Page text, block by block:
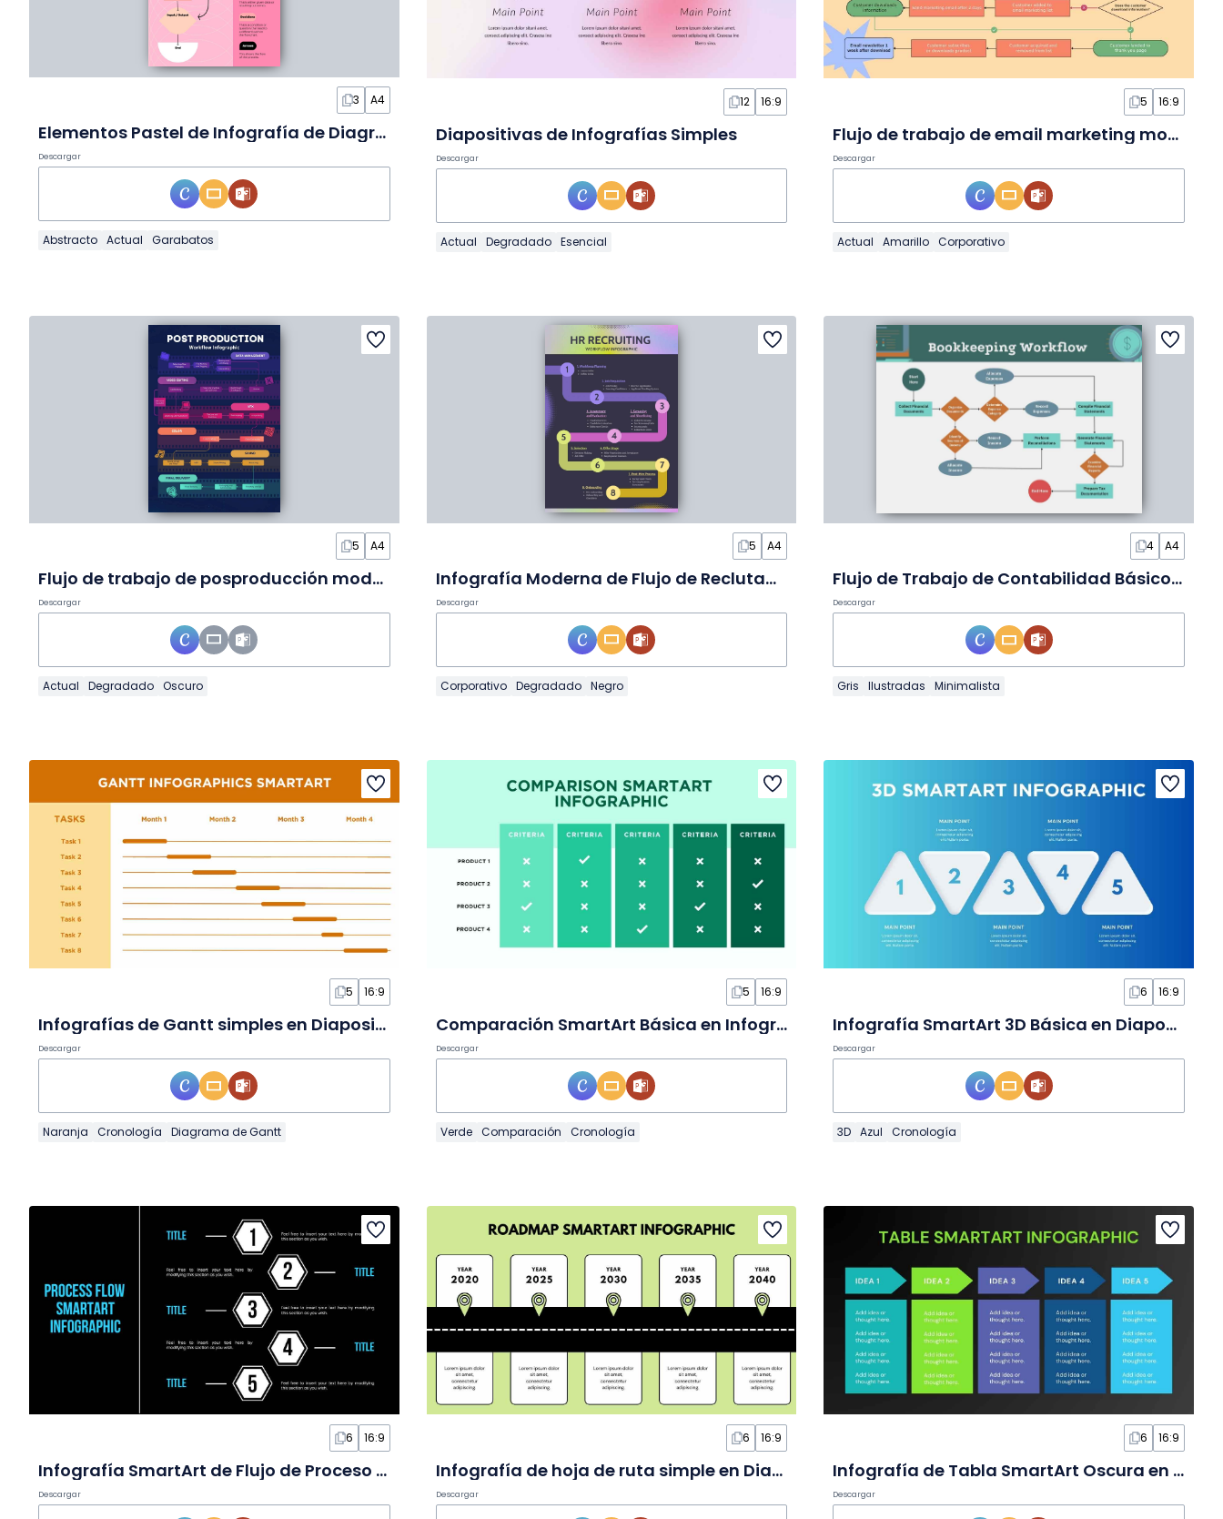
3 A4
Elementos Pastel de Infografía de Diagrama de Flujo en Diapositivas
Descargar
Abstracto Actual Garabatos
12 16:9
Diapositivas de Infografías Simples
Descargar
Actual Degradado Esencial
5 16:9
Flujo de trabajo de email marketing moderno en Infografía
Descargar
Actual Amarillo Corporativo
5 A4
Flujo de trabajo de posproducción moderno en Infografía
Descargar
Actual Degradado Oscuro
5 A4
Infografía Moderna de Flujo de Reclutamiento en Diapositivas
Descargar
Corporativo Degradado Negro
4 A4
Flujo de Trabajo de Contabilidad Básico en Infografía
Descargar
Gris Ilustradas Minimalista
5 16:9
Infografías de Gantt simples en Diapositivas
Descargar
Naranja Cronología Diagrama de Gantt
5 16:9
Comparación SmartArt Básica en Infografía
Descargar
Verde Comparación Cronología
6 16:9
Infografía SmartArt 3D Básica en Diapositivas
Descargar
3D Azul Cronología
6 16:9
Infografía SmartArt de Flujo de Proceso en Diapositivas
Descargar
6 16:9
Infografía de hoja de ruta simple en Diapositivas
Descargar
6 16:9
Infografía de Tabla SmartArt Oscura en Diapositivas
Descargar